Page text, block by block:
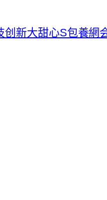
新大甜心S包養網